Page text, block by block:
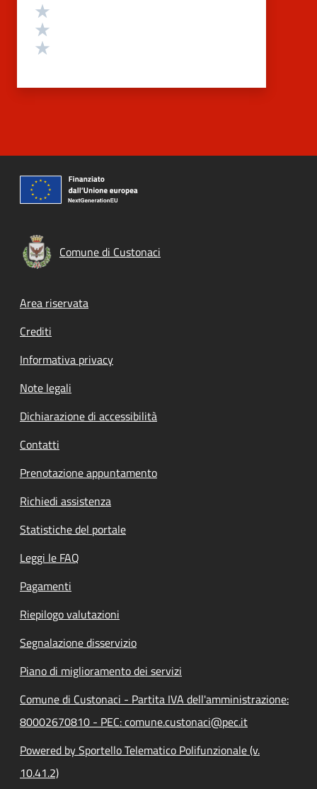
Comune di Custonaci
Footer menu
Area riservata
Crediti
Informativa privacy
Note legali
Dichiarazione di accessibilità
Contatti
Prenotazione appuntamento
Richiedi assistenza
Statistiche del portale
Leggi le FAQ
Pagamenti
Riepilogo valutazioni
Segnalazione disservizio
Piano di miglioramento dei servizi
Comune di Custonaci - Partita IVA dell'amministrazione:
80002670810 - PEC: comune.custonaci@pec.it
Powered by Sportello Telematico Polifunzionale (v.
10.41.2)